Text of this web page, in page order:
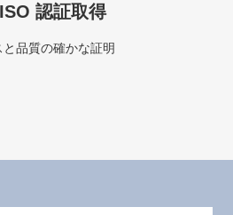
認証取得
と品質の確かな証明